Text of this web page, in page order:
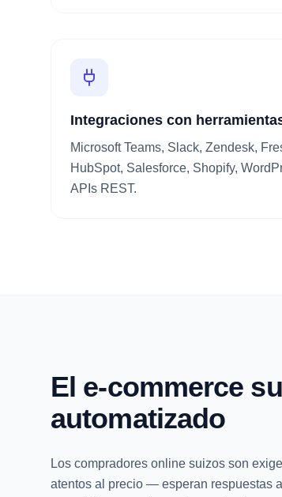
Integraciones con
Microsoft Teams, Slack, Zendesk,
HubSpot, Salesforce, Shopify,
APIs REST.
El e-commerce
automatizado
Los compradores online suizos son
atentos al precio — esperan respuestas